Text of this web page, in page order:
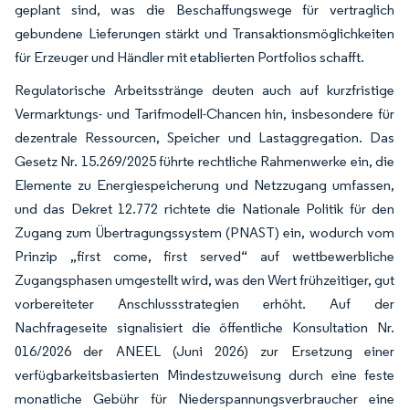
geplant sind, was die Beschaffungswege für vertraglich
gebundene Lieferungen stärkt und Transaktionsmöglichkeiten
für Erzeuger und Händler mit etablierten Portfolios schafft.
Regulatorische Arbeitsstränge deuten auch auf kurzfristige
Vermarktungs- und Tarifmodell-Chancen hin, insbesondere für
dezentrale Ressourcen, Speicher und Lastaggregation. Das
Gesetz Nr. 15.269/2025 führte rechtliche Rahmenwerke ein, die
Elemente zu Energiespeicherung und Netzzugang umfassen,
und das Dekret 12.772 richtete die Nationale Politik für den
Zugang zum Übertragungssystem (PNAST) ein, wodurch vom
Prinzip „first come, first served“ auf wettbewerbliche
Zugangsphasen umgestellt wird, was den Wert frühzeitiger, gut
vorbereiteter Anschlussstrategien erhöht. Auf der
Nachfrageseite signalisiert die öffentliche Konsultation Nr.
016/2026 der ANEEL (Juni 2026) zur Ersetzung einer
verfügbarkeitsbasierten Mindestzuweisung durch eine feste
monatliche Gebühr für Niederspannungsverbraucher eine